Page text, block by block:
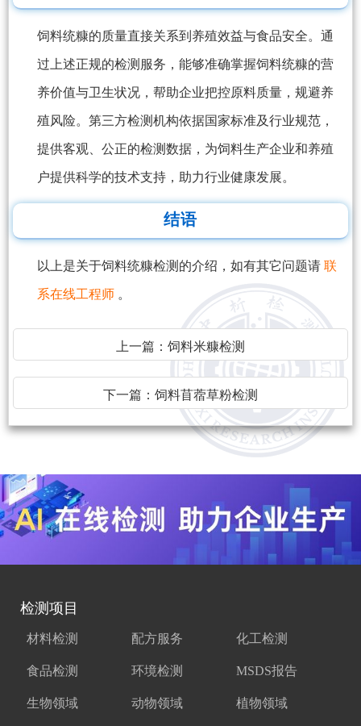
饲料统糠的质量直接关系到养殖效益与食品安全。通
过上述正规的检测服务，能够准确掌握饲料统糠的营
养价值与卫生状况，帮助企业把控原料质量，规避养
殖风险。第三方检测机构依据国家标准及行业规范，
提供客观、公正的检测数据，为饲料生产企业和养殖
户提供科学的技术支持，助力行业健康发展。
结语
以上是关于饲料统糠检测的介绍，如有其它问题请 联
系在线工程师 。
上一篇： 饲料米糠检测
下一篇： 饲料苜蓿草粉检测
检测项目
材料检测 配方服务 化工检测
食品检测 环境检测 MSDS报告
生物领域 动物领域 植物领域